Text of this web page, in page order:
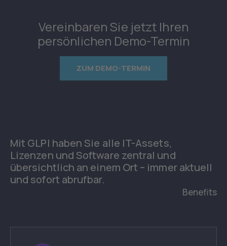
Vereinbaren Sie jetzt Ihren
persönlichen Demo-Termin
ZUM DEMO-TERMIN
Mit GLPI haben Sie alle IT-Assets,
Lizenzen und Software zentral und
übersichtlich an einem Ort – immer aktuell
und sofort abrufbar.
Benefits